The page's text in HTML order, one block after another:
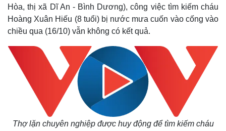
Hòa, thị xã Dĩ An - Bình Dương), công việc tìm kiếm cháu
Hoàng Xuân Hiếu (8 tuổi) bị nước mưa cuốn vào cống vào
chiều qua (16/10) vẫn không có kết quả.
Thợ lặn chuyên nghiệp được huy động để tìm kiếm cháu